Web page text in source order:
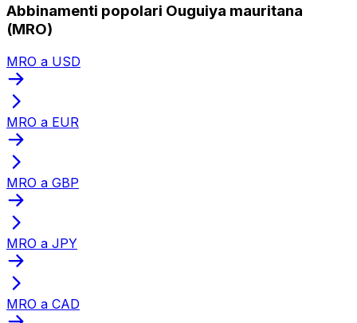
Abbinamenti popolari Ouguiya mauritana
(MRO)
MRO a USD
MRO a EUR
MRO a GBP
MRO a JPY
MRO a CAD